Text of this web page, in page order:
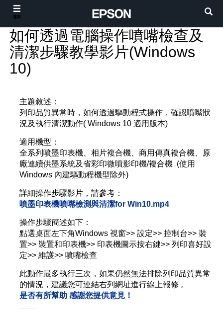
如何透過電腦操作噴嘴檢查及
清潔步驟教學影片(Windows
10)
主題敘述：
列印品質異常時，如何透過驅動程式操作，確認噴嘴狀
況及執行清潔動作( Windows 10 適用版本)
適用機型：
全系列噴墨印表機、相片複合機、商用傳真複合機、原
廠連續供墨系統及省彩印微噴影印機/複合機 (使用
Windows 內建驅動程機型除外)
詳細操作步驟影片，請參考：
噴墨印表機噴嘴檢測與清潔for Win10.mp4
操作步驟簡述如下：
點選桌面左下角Windows 視窗>> 設定>> 控制台>> 裝
置>> 裝置和印表機>> 印表機圖示按右鍵>> 列印喜好設
定>> 維護>> 噴嘴檢查
此動作最多執行三次，如果仍然無法排除列印品質異常
的情況，建議您可連結右列網址進行線上報修 。
是否有所幫助 感謝您提供意見！